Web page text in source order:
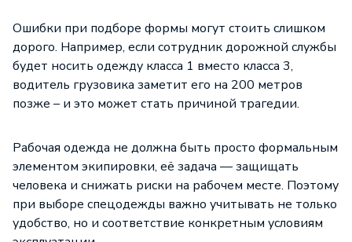
Ошибки при подборе формы могут стоить слишком
дорого. Например, если сотрудник дорожной службы
будет носить одежду класса 1 вместо класса 3,
водитель грузовика заметит его на 200 метров
позже – и это может стать причиной трагедии.
Рабочая одежда не должна быть просто формальным
элементом экипировки, её задача — защищать
человека и снижать риски на рабочем месте. Поэтому
при выборе спецодежды важно учитывать не только
удобство, но и соответствие конкретным условиям